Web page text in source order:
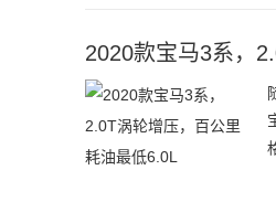
2020款宝马3系，